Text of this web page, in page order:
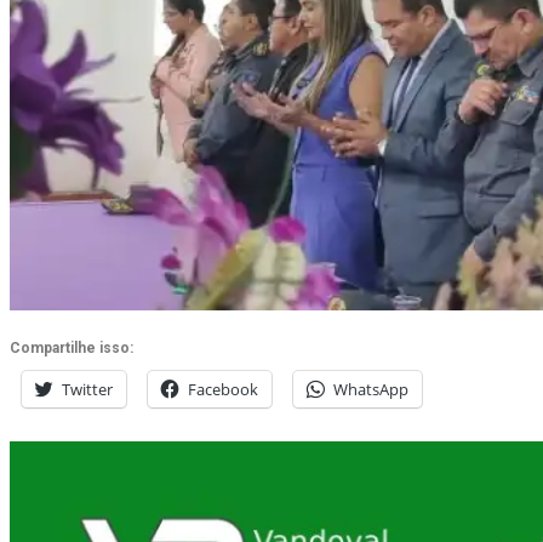
Compartilhe isso:
Twitter Facebook WhatsApp